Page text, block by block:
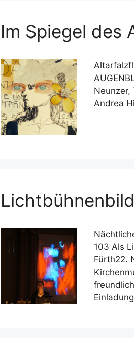
Im Spiegel des
Neunzer,
Andrea
103 Als
Fürth22.